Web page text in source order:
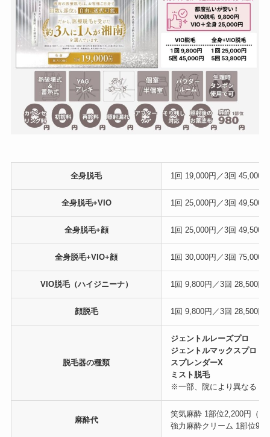
全身脱毛 1回 19,000円／3回 45,000
全身脱毛+VIO 1回 25,000円／3回 49,500
全身脱毛+顔 1回 25,000円／3回 49,500
全身脱毛+VIO+顔 1回 30,000円／3回 75,000
VIO脱毛（ハイジニーナ） 1回 9,800円／3回 28,500円
顔脱毛 1回 9,800円／3回 28,500円
脱毛器の種類
ジェントルレーズプロ
ジェントルマックスプロ
スプレンダーX
ミスト脱毛
※一部、院により異なる
麻酔代
笑気麻酔 1部位2,200円（フ
強力麻酔クリーム 1部位980